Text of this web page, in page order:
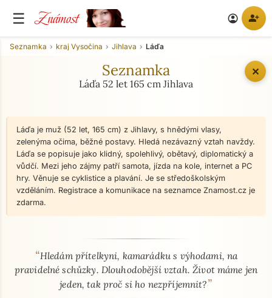
☰ Známost account_circle person_add
✕
Seznamka kraj Vysočina Jihlava Láďa
Seznamka
Láďa 52 let 165 cm Jihlava
Láďa je muž (52 let, 165 cm) z Jihlavy, s hnědými vlasy,
zelenýma očima, běžné postavy. Hledá nezávazný vztah navždy.
Láďa se popisuje jako klidný, spolehlivý, obětavý, diplomatický a
vůdčí. Mezi jeho zájmy patří samota, jízda na kole, internet a PC
hry. Věnuje se cyklistice a plavání. Je se středoškolským
vzděláním. Registrace a komunikace na seznamce Znamost.cz je
zdarma.
O mně - seznamka profil
“Hledám přítelkyni, kamarádku s výhodami, na
pravidelné schůzky. Dlouhodobější vztah. Život máme jen
jeden, tak proč si ho nezpříjemnit?”